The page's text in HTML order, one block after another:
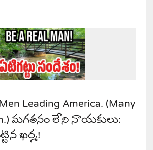
Leading America. (Many
మగతనం లేని నాయకులు:
ఖర్మ!